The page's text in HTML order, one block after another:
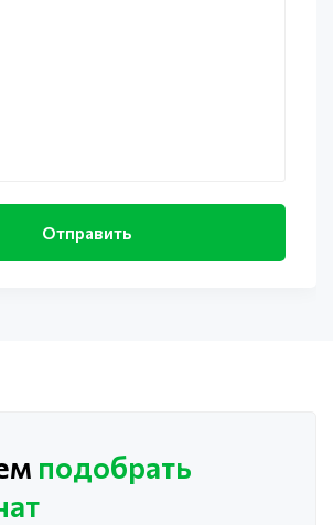
подобрать